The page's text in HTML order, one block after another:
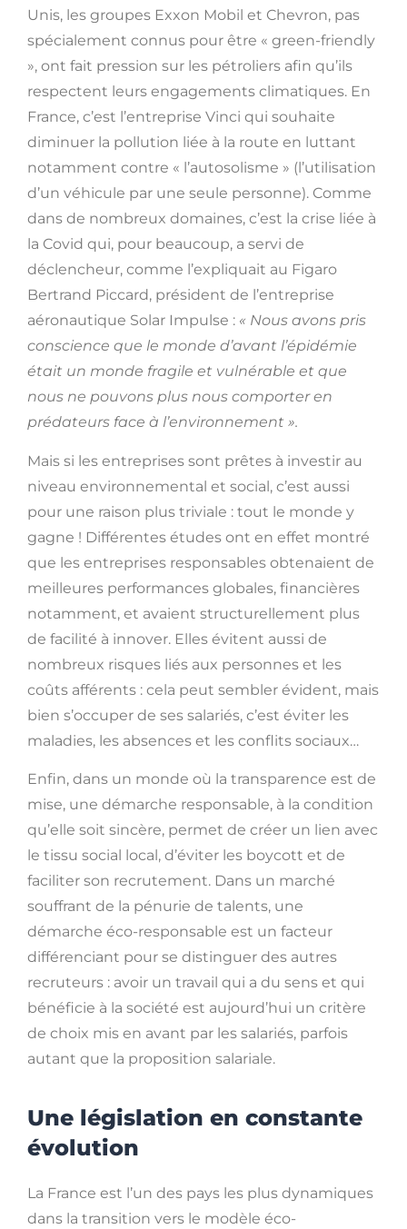
Unis, les groupes Exxon Mobil et Chevron, pas
spécialement connus pour être « green-friendly
», ont fait pression sur les pétroliers afin qu’ils
respectent leurs engagements climatiques. En
France, c’est l’entreprise Vinci qui souhaite
diminuer la pollution liée à la route en luttant
notamment contre « l’autosolisme » (l’utilisation
d’un véhicule par une seule personne). Comme
dans de nombreux domaines, c’est la crise liée à
la Covid qui, pour beaucoup, a servi de
déclencheur, comme l’expliquait au Figaro
Bertrand Piccard, président de l’entreprise
aéronautique Solar Impulse : « Nous avons pris
conscience que le monde d’avant l’épidémie
était un monde fragile et vulnérable et que
nous ne pouvons plus nous comporter en
prédateurs face à l’environnement ».
Mais si les entreprises sont prêtes à investir au
niveau environnemental et social, c’est aussi
pour une raison plus triviale : tout le monde y
gagne ! Différentes études ont en effet montré
que les entreprises responsables obtenaient de
meilleures performances globales, financières
notamment, et avaient structurellement plus
de facilité à innover. Elles évitent aussi de
nombreux risques liés aux personnes et les
coûts afférents : cela peut sembler évident, mais
bien s’occuper de ses salariés, c’est éviter les
maladies, les absences et les conflits sociaux…
Enfin, dans un monde où la transparence est de
mise, une démarche responsable, à la condition
qu’elle soit sincère, permet de créer un lien avec
le tissu social local, d’éviter les boycott et de
faciliter son recrutement. Dans un marché
souffrant de la pénurie de talents, une
démarche éco-responsable est un facteur
différenciant pour se distinguer des autres
recruteurs : avoir un travail qui a du sens et qui
bénéficie à la société est aujourd’hui un critère
de choix mis en avant par les salariés, parfois
autant que la proposition salariale.
Une législation en constante
évolution
La France est l’un des pays les plus dynamiques
dans la transition vers le modèle éco-